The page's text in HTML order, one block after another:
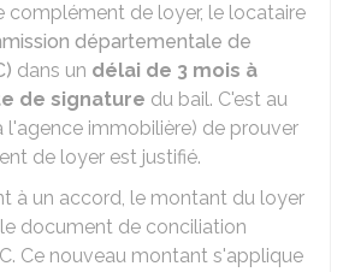
complément de loyer, le locataire
départementale de
dans un délai de 3 mois à
de signature du bail. C'est au
l'agence immobilière) de prouver
de loyer est justifié.
à un accord, le montant du loyer
document de conciliation
Ce nouveau montant s'applique